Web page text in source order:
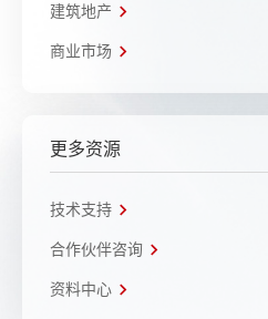
建筑地产
商业市场
更多资源
技术支持
合作伙伴咨询
资料中心